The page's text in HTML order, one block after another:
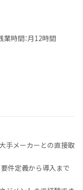
業時間：月12時間
手メーカーとの直接取
要件定義から導入まで